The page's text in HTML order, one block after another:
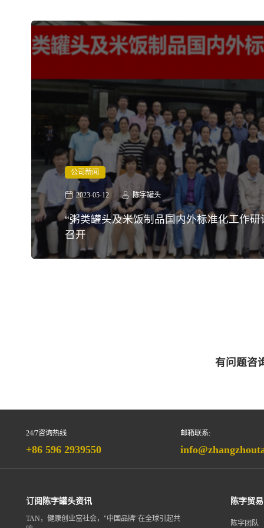
公司新闻
2023-05-12 陈字罐头
“粥类罐头及米饭制品国内外标准化工作研
召开
有问题咨
24/7咨询热线
+86 596 2939550
邮箱联系:
订阅陈字罐头资讯
TAN，健康创业富社会，"中国品牌"在全球引起共
陈字贸易
陈字团队